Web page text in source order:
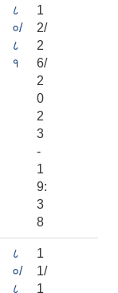
८
०/
८
१
1
2/
2
6/
2
0
2
3
-
1
9:
3
8
८
०/
८
1
1/
1